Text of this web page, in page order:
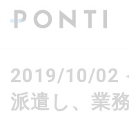
2019/10/02
派遣し、業